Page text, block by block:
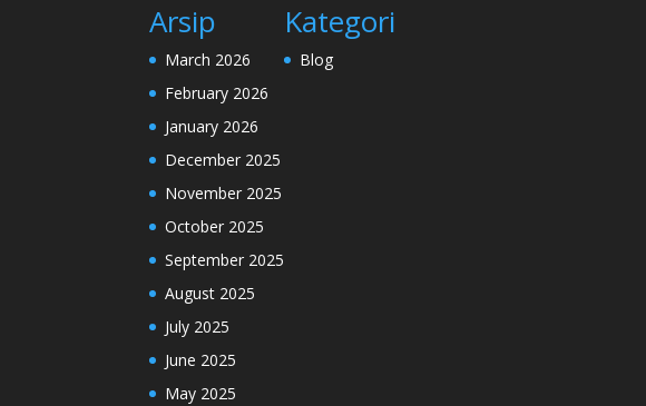
Arsip
March 2026
February 2026
January 2026
December 2025
November 2025
October 2025
September 2025
August 2025
July 2025
June 2025
May 2025
Kategori
Blog